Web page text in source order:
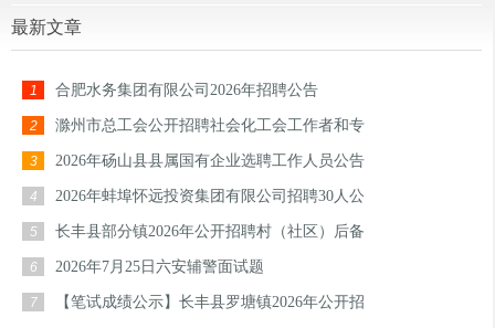
最新文章
1 合肥水务集团有限公司2026年招聘公告
2 滁州市总工会公开招聘社会化工会工作者和专
3 2026年砀山县县属国有企业选聘工作人员公告
4 2026年蚌埠怀远投资集团有限公司招聘30人公
5 长丰县部分镇2026年公开招聘村（社区）后备
6 2026年7月25日六安辅警面试题
7 【笔试成绩公示】长丰县罗塘镇2026年公开招